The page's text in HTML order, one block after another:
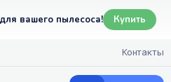
для вашего пылесоса! Купить
Контакты